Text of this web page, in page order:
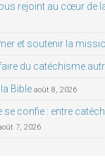
rejoint au cœur de
et soutenir la
du catéchisme
Bible août 8, 2026
se confie : entre
7, 2026